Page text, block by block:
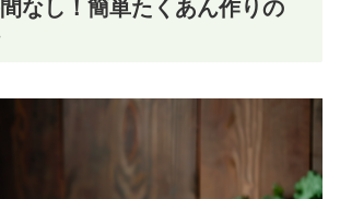
間なし！簡単たくあん作りの